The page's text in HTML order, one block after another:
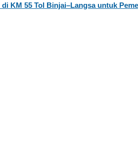
KM 55 Tol Binjai–Langsa untuk